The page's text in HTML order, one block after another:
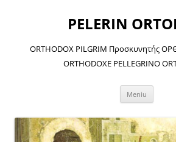
PELERIN
ORTHODOX PILGRIM Προσκυνητής
ORTHODOXE PELLEGRINO
Meniu